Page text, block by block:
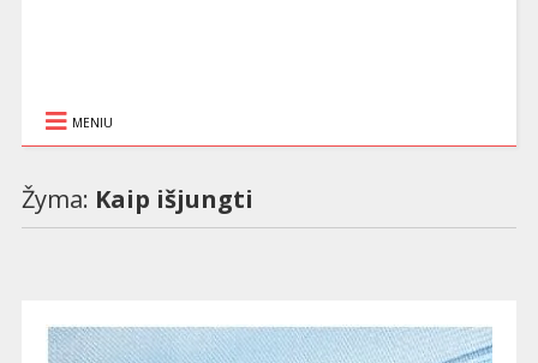
MENIU
Žyma: Kaip išjungti